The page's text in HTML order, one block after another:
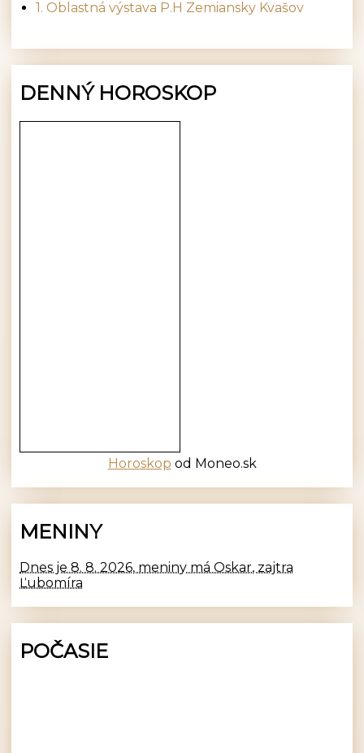
1. Oblastná výstava P.H Zemiansky Kvašov
DENNÝ HOROSKOP
Horoskop od Moneo.sk
MENINY
Dnes je 8. 8. 2026, meniny má Oskar, zajtra
Ľubomíra
POČASIE